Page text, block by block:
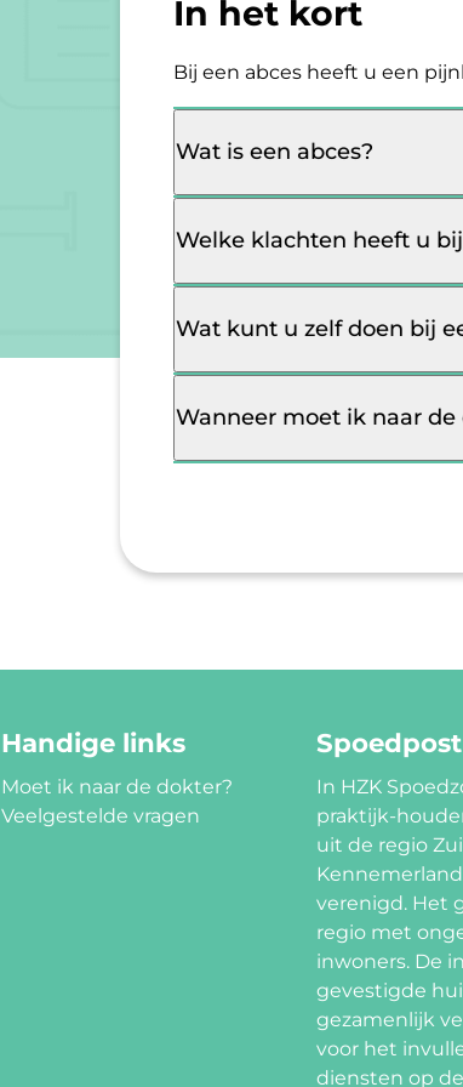
In het kort
Bij een abces heeft u een
Wat is een abces?
Welke klachten heeft u
Wat kunt u zelf doen bij
Wanneer moet ik naar
Handige links
Moet ik naar de dokter?
Veelgestelde vragen
In HZK
praktijk-
uit de regio
verenigd. Het
regio met
inwoners. De
gevestigde
gezamenlijk
voor het
diensten op